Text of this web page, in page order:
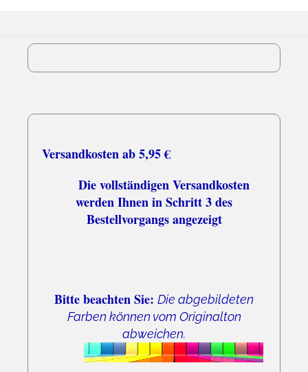
Versandkosten ab 5,95 €
Die vollständigen Versandkosten
werden Ihnen in Schritt 3 des
Bestellvorgangs angezeigt
Bitte beachten Sie: Die abgebildeten
Farben können vom Originalton
abweichen.